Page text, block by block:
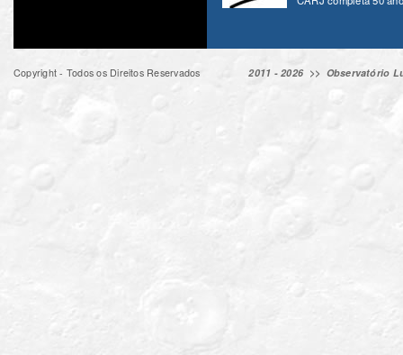
Copyright - Todos os Direitos Reservados 2011 - 2026 >> Observatório